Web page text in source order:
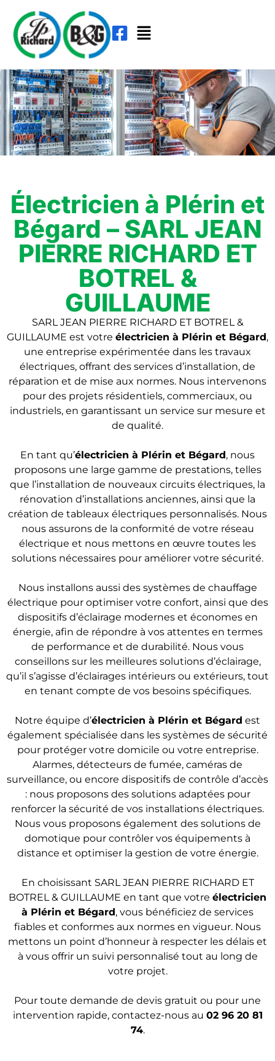
Électricien à Plérin et
Bégard – SARL JEAN
PIERRE RICHARD ET
BOTREL &
GUILLAUME
SARL JEAN PIERRE RICHARD ET BOTREL &
GUILLAUME est votre électricien à Plérin et Bégard,
une entreprise expérimentée dans les travaux
électriques, offrant des services d’installation, de
réparation et de mise aux normes. Nous intervenons
pour des projets résidentiels, commerciaux, ou
industriels, en garantissant un service sur mesure et
de qualité.
En tant qu’électricien à Plérin et Bégard, nous
proposons une large gamme de prestations, telles
que l’installation de nouveaux circuits électriques, la
rénovation d’installations anciennes, ainsi que la
création de tableaux électriques personnalisés. Nous
nous assurons de la conformité de votre réseau
électrique et nous mettons en œuvre toutes les
solutions nécessaires pour améliorer votre sécurité.
Nous installons aussi des systèmes de chauffage
électrique pour optimiser votre confort, ainsi que des
dispositifs d’éclairage modernes et économes en
énergie, afin de répondre à vos attentes en termes
de performance et de durabilité. Nous vous
conseillons sur les meilleures solutions d’éclairage,
qu’il s’agisse d’éclairages intérieurs ou extérieurs, tout
en tenant compte de vos besoins spécifiques.
Notre équipe d’électricien à Plérin et Bégard est
également spécialisée dans les systèmes de sécurité
pour protéger votre domicile ou votre entreprise.
Alarmes, détecteurs de fumée, caméras de
surveillance, ou encore dispositifs de contrôle d’accès
: nous proposons des solutions adaptées pour
renforcer la sécurité de vos installations électriques.
Nous vous proposons également des solutions de
domotique pour contrôler vos équipements à
distance et optimiser la gestion de votre énergie.
En choisissant SARL JEAN PIERRE RICHARD ET
BOTREL & GUILLAUME en tant que votre électricien
à Plérin et Bégard, vous bénéficiez de services
fiables et conformes aux normes en vigueur. Nous
mettons un point d’honneur à respecter les délais et
à vous offrir un suivi personnalisé tout au long de
votre projet.
Pour toute demande de devis gratuit ou pour une
intervention rapide, contactez-nous au 02 96 20 81
74.